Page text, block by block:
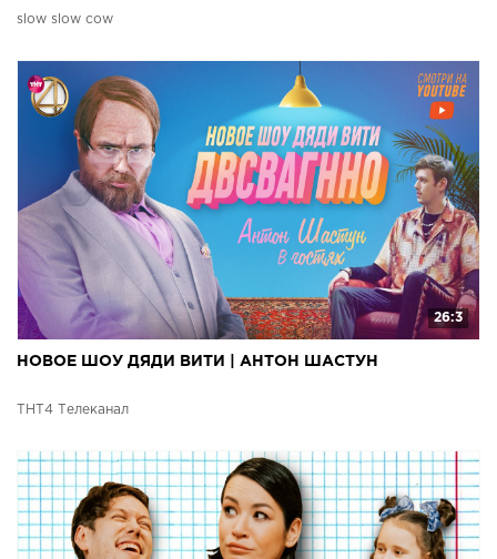
slow slow cow
26:3
НОВОЕ ШОУ ДЯДИ ВИТИ | АНТОН ШАСТУН
ТНТ4 Телеканал